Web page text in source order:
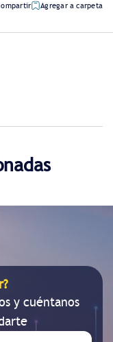
Agregar a carpeta
y cuéntanos